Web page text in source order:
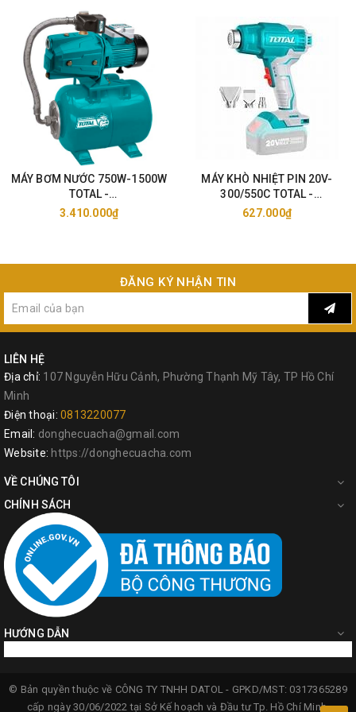
TOTAL để phát triển thành chuyên gia công cụ đẳng cấp thế giới.
MÁY BƠM NƯỚC 750W-1500W
TOTAL -
TWP47506/11006/15006
3.410.000₫
MÁY KHÒ NHIỆT PIN 20V-
300/550C TOTAL -
TBLI2002/25
627.000₫
ĐĂNG KÝ NHẬN TIN
LIÊN HỆ
Địa chỉ: 107 Nguyễn Hữu Cảnh, Phường Thạnh Mỹ Tây, TP Hồ Chí
Minh
Điện thoại: 0813220077
Email: donghecuacha@gmail.com
Website: https://donghecuacha.com
VỀ CHÚNG TÔI
CHÍNH SÁCH
HƯỚNG DẪN
© Bản quyền thuộc về CÔNG TY TNHH DATOL - GPKD/MST: 0317365289
cấp ngày 30/06/2022 tại Sở Kế hoạch và Đầu tư Tp. Hồ Chí Minh.